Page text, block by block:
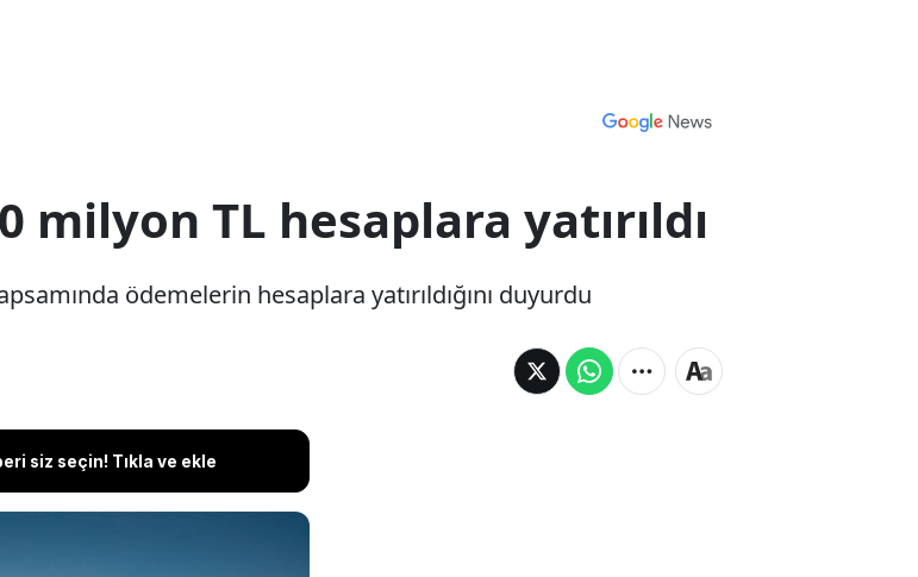
milyon TL hesaplara yatırıldı
ödemelerin hesaplara yatırıldığını duyurdu
siz seçin! Tıkla ve ekle